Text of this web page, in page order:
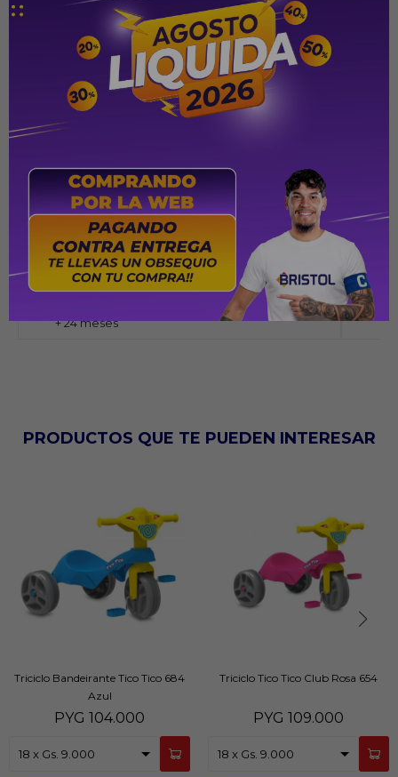
Edad Sugerida
+ 24 meses
PRODUCTOS QUE TE PUEDEN INTERESAR
Triciclo Bandeirante Tico Tico 684
Azul
PYG 104.000
Triciclo Tico Tico Club Rosa 654
PYG 109.000